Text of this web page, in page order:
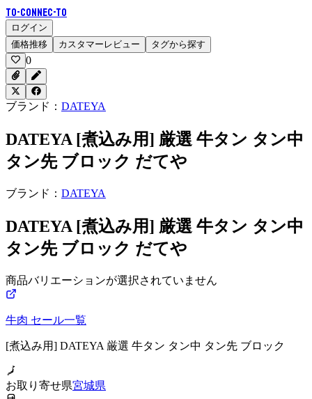
To-Connec-TO
ログイン
価格推移
カスタマーレビュー タグから探す
0
ブランド： DATEYA
DATEYA [煮込み用] 厳選 牛タン タン中
タン先 ブロック だてや
ブランド： DATEYA
DATEYA [煮込み用] 厳選 牛タン タン中
タン先 ブロック だてや
商品バリエーションが選択されていません
牛肉 セール一覧
[煮込み用] DATEYA 厳選 牛タン タン中 タン先 ブロック
お取り寄せ県宮城県